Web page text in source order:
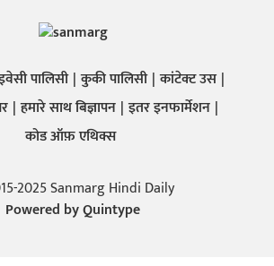
पालिसी कुकी पालिसी कांटेक्ट उस
हमारे साथ बिज्ञापन इतर इनफार्मेशन
कोड ऑफ़ एथिक्स
2025 Sanmarg Hindi Daily
Powered byQuintype